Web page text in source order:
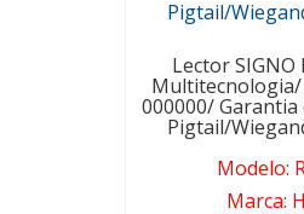
Lector SIGNO
Multitecnologia/
000000/ Garantia
Pigtail/
Modelo:
Marca: